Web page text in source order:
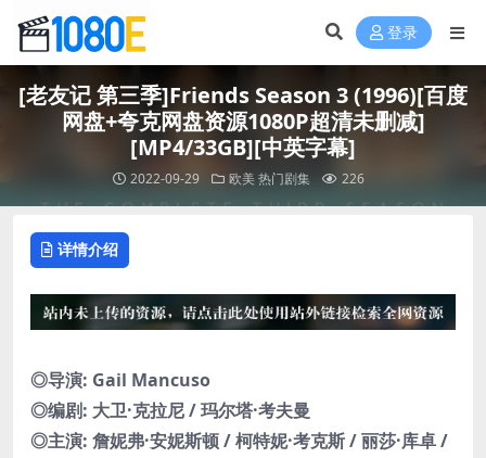
登录
[老友记 第三季]Friends Season 3 (1996)[百度
网盘+夸克网盘资源1080P超清未删减]
[MP4/33GB][中英字幕]
2022-09-29 欧美热门剧集 226
详情介绍
◎导演: Gail Mancuso
◎编剧: 大卫·克拉尼 / 玛尔塔·考夫曼
◎主演: 詹妮弗·安妮斯顿 / 柯特妮·考克斯 / 丽莎·库卓 /